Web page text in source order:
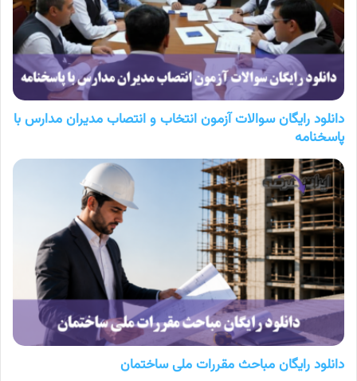
دانلود رایگان سوالات آزمون انتخاب و انتصاب مدیران مدارس با
پاسخنامه
دانلود رایگان مباحث مقررات ملی ساختمان